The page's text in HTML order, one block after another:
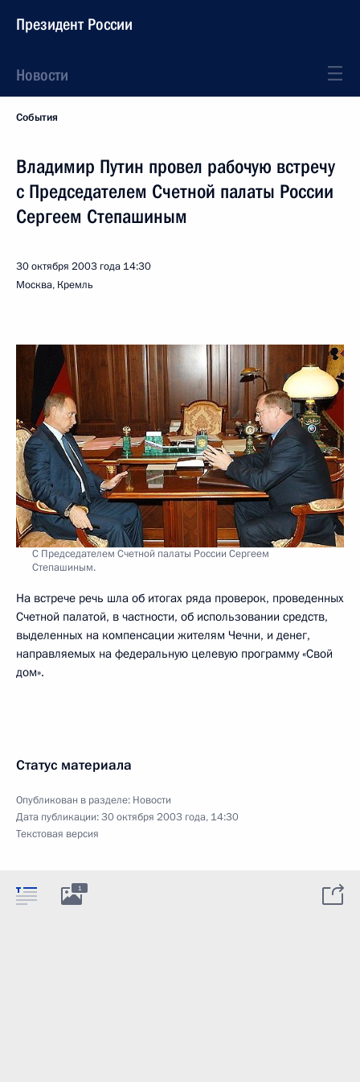
Президент России
Новости
События
Владимир Путин провел рабочую встречу
с Председателем Счетной палаты России
Сергеем Степашиным
30 октября 2003 года 14:30
Москва, Кремль
С Председателем Счетной палаты России Сергеем
Степашиным.
На встрече речь шла об итогах ряда проверок, проведенных
Счетной палатой, в частности, об использовании средств,
выделенных на компенсации жителям Чечни, и денег,
направляемых на федеральную целевую программу «Свой
дом».
Статус материала
Опубликован в разделе: Новости
Дата публикации:30 октября 2003 года, 14:30
Текстовая версия
1